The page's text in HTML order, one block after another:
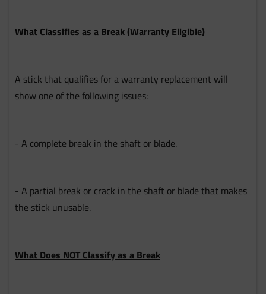
What Classifies as a Break (Warranty Eligible)
A stick that qualifies for a warranty replacement will
show one of the following issues:
- A complete break in the shaft or blade.
- A partial break or crack in the shaft or blade that makes
the stick unusable.
What Does NOT Classify as a Break